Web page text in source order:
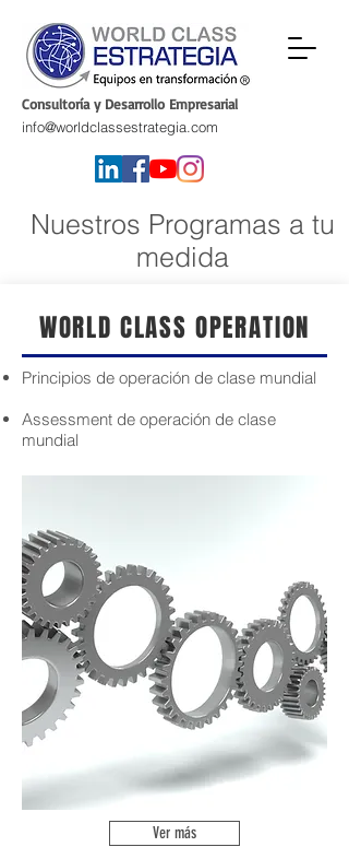
Consultoría y Desarrollo Empresarial
info@worldclassestrategia.com
Nuestros Programas a tu
medida
WORLD CLASS OPERATION
Principios de operación de clase mundial
Assessment de operación de clase
mundial
Ver más